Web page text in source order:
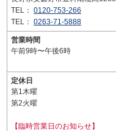
TEL： 0120-753-266
TEL： 0263-71-5888
営業時間
午前9時〜午後6時
定休日
第1木曜
第2火曜
【臨時営業日のお知らせ】